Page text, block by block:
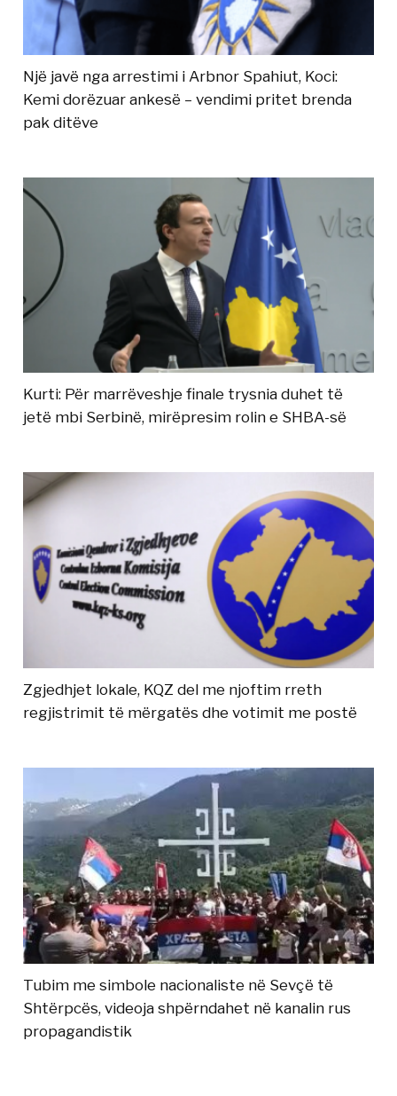
Një javë nga arrestimi i Arbnor Spahiut, Koci:
Kemi dorëzuar ankesë – vendimi pritet brenda
pak ditëve
Kurti: Për marrëveshje finale trysnia duhet të
jetë mbi Serbinë, mirëpresim rolin e SHBA-së
Zgjedhjet lokale, KQZ del me njoftim rreth
regjistrimit të mërgatës dhe votimit me postë
Tubim me simbole nacionaliste në Sevçë të
Shtërpcës, videoja shpërndahet në kanalin rus
propagandistik